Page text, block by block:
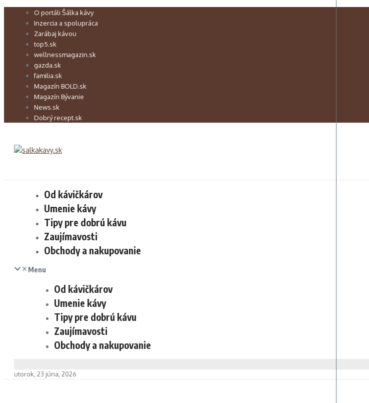
Preskočiť O portáli Šálka kávy
Inzercia a spolupráca
Zarábaj kávou
top5.sk
wellnessmagazin.sk
gazda.sk
familia.sk
Magazín BOLD.sk
Magazín Bývanie
News.sk
Dobrý recept.sk
Od kávičkárov
Umenie kávy
Tipy pre dobrú kávu
Zaujímavosti
Obchody a nakupovanie
Menu
Od kávičkárov
Umenie kávy
Tipy pre dobrú kávu
Zaujímavosti
Obchody a nakupovanie
utorok, 23 júna, 2026